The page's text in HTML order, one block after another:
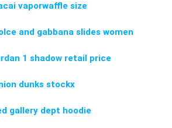
vaporwaffle size
and gabbana slides women
1 shadow retail price
dunks stockx
gallery dept hoodie